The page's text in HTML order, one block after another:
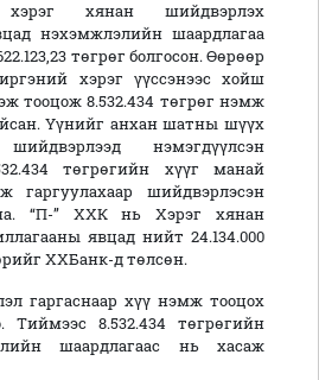
хянан шийдвэрлэх
нэхэмжлэлийн шаардлагаа
төгрөг болгосон. Өөрөөр
хэрэг үүссэнээс хойш
тооцож 8.532.434 төгрөг нэмж
Үүнийг анхан шатны шүүх
нэмэгдүүлсэн
төгрөгийн хүүг манай
гаргуулахаар шийдвэрлэсэн
“П-” ХХК нь Хэрэг хянан
явцад нийт 24.134.000
ХХБанк-д төлсөн.
гаргаснаар хүү нэмж тооцох
Тиймээс 8.532.434 төгрөгийн
шаардлагаас нь хасаж